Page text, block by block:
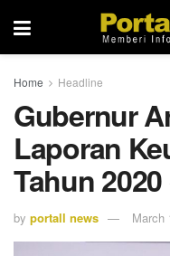
Home Headline
Gubernur
Laporan
Tahun
by portall news March